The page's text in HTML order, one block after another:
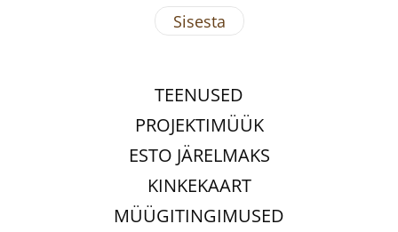
TEENUSED
PROJEKTIMÜÜK
ESTO JÄRELMAKS
KINKEKAART
MÜÜGITINGIMUSED